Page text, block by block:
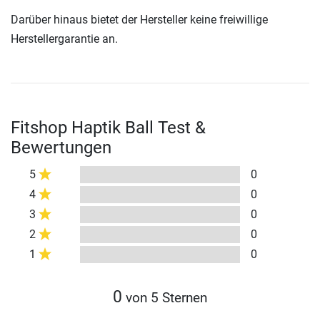
Darüber hinaus bietet der Hersteller keine freiwillige
Herstellergarantie an.
Fitshop Haptik Ball Test &
Bewertungen
5
0
4
0
3
0
2
0
1
0
0 von 5 Sternen